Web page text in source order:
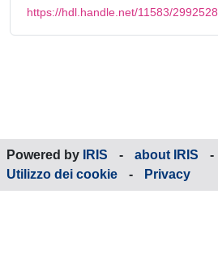
https://hdl.handle.net/11583/2992528
Powered by IRIS - about IRIS
-
Utilizzo dei cookie
- Privacy